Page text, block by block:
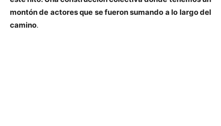
montón de actores que se fueron sumando a lo largo del
camino.